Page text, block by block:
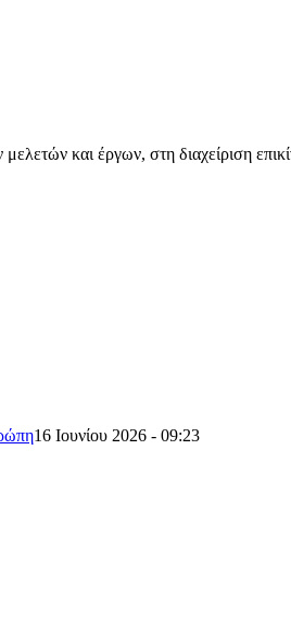
και έργων, στη διαχείριση
16 Ιουνίου 2026 - 09:23